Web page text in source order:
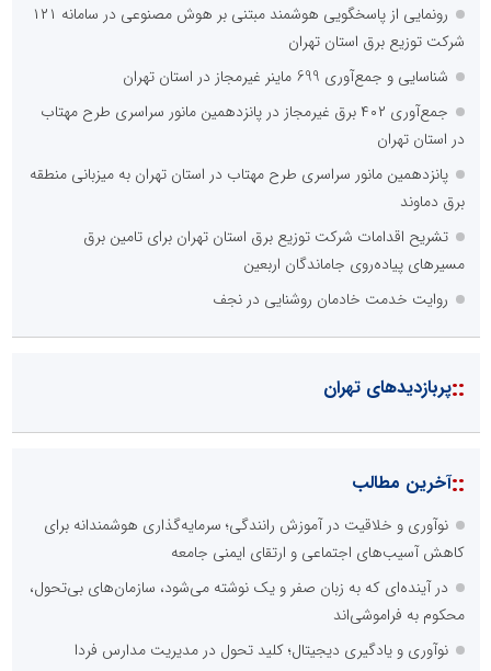
رونمایی از پاسخگویی هوشمند مبتنی بر هوش مصنوعی در سامانه ۱۲۱
شرکت توزیع برق استان تهران
شناسایی و جمع‌آوری 699 ماینر غیرمجاز در استان تهران
جمع‌آوری ۴۰۲ برق غیرمجاز در پانزدهمین مانور سراسری طرح مهتاب
در استان تهران
پانزدهمین مانور سراسری طرح مهتاب در استان تهران به میزبانی منطقه
برق دماوند
تشریح اقدامات شرکت توزیع برق استان تهران برای تامین برق
مسیرهای پیاده‌روی جاماندگان اربعین
روایت خدمت خادمان روشنایی در نجف
::پربازدیدهای تهران
::آخرین مطالب
نوآوری و خلاقیت در آموزش رانندگی؛ سرمایه‌گذاری هوشمندانه برای
کاهش آسیب‌های اجتماعی و ارتقای ایمنی جامعه
در آینده‌ای که به زبان صفر و یک نوشته می‌شود، سازمان‌های بی‌تحول،
محکوم به فراموشی‌اند
نوآوری و یادگیری دیجیتال؛ کلید تحول در مدیریت مدارس فردا